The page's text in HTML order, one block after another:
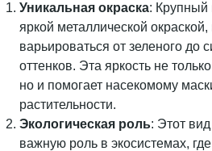
Уникальная окраска: Крупный
яркой металлической
варьироваться от зеленого до
оттенков. Эта яркость не
но и помогает насекомому
растительности.
Экологическая роль: Этот вид
важную роль в экосистемах,